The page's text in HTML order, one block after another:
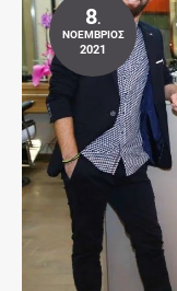
8.
ΝΟΈΜΒΡΙΟΣ
2021